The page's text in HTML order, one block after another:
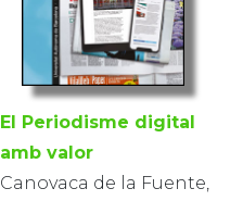
El Periodisme digital
amb valor
Canovaca de la Fuente,